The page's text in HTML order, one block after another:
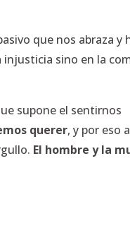
que nos abraza y
sino en la
supone el sentirnos
querer, y por eso
El hombre y la